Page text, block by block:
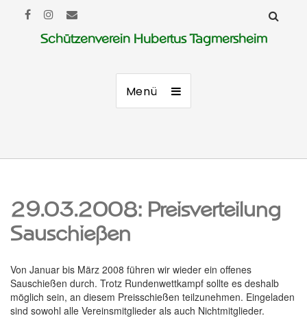
Schützenverein Hubertus Tagmersheim
Menü
29.03.2008: Preisverteilung
Sauschießen
Von Januar bis März 2008 führen wir wieder ein offenes
Sauschießen durch. Trotz Rundenwettkampf sollte es deshalb
möglich sein, an diesem Preisschießen teilzunehmen. Eingeladen
sind sowohl alle Vereinsmitglieder als auch Nichtmitglieder.